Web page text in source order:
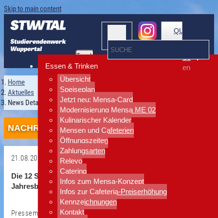
Skip to main content
Toggle
navigation
Essen & Trinken
Übersicht
Speiseplan
Jetzt neu: Mensa-Card
Modernisierung Mensa ME 02
Kulinarischer Kalender
Mensen und Cafeterien
Öffnungszeiten
Zahlungsarten
Relevo
Catering
Infos zum Mensa-Konzept
Infos zur Cafeteria-Preiserhöhung
Kennzeichnungen
Kontakt
QUICKLINKS
de
en
Home
Aktuelles
News Detailansicht
NACHRICHTEN
21.08.2013
Die 12 Studentenwerke NRW haben Ihre
Jahresbilanz 2012 vorgestellt
Pressemitteilung der Arbeitsgemeinschaft der Studentenwerke